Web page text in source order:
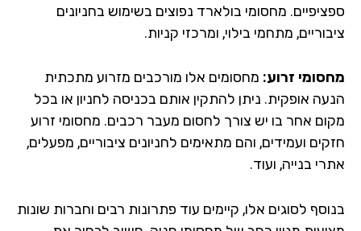
מחסומי בולארד נפוצים בשימוש בחניונים
מתחמי בילוי, ומרכזי קניות.
זרוע:מחסומים אלו מורכבים מזרוע מתכתית
אופקית. ניתן להתקין אותם בכניסה לחניון או בכל
אחר בו יש צורך לחסום מעבר רכבים. מחסומי זרוע
ועמידים, והם מתאימים לחניונים ציבוריים, מפעלים,
בנייה, ועוד.
לסוגים אלו, קיימים עוד פתרונות רבים וחברות שונות